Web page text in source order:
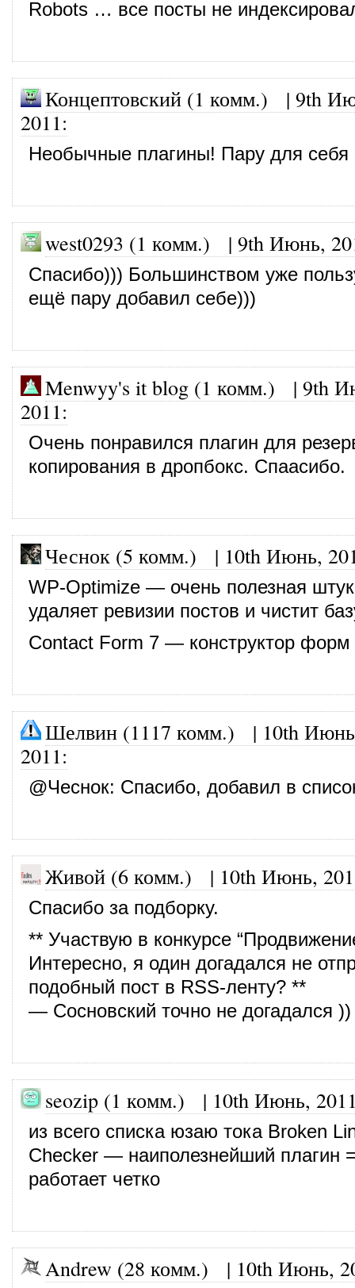
Robots … все посты не
Концептовский (1 комм.) | 9th
2011:
Необычные плагины! Пару для себя
west0293 (1 комм.) | 9th Июнь,
Спасибо))) Большинством уже
ещё пару добавил себе)))
Menwyy's it blog (1 комм.) | 9th
2011:
Очень понравился плагин для
копирования в дропбокс. Спаасибо.
Чеснок (5 комм.) | 10th Июнь,
WP-Optimize — очень полезная
удаляет ревизии постов и чистит
Contact Form 7 — конструктор форм
Шелвин (1117 комм.) | 10th
2011:
@Чеснок: Спасибо, добавил в
Живой (6 комм.) | 10th Июнь,
Спасибо за подборку.
** Участвую в конкурсе
Интересно, я один догадался не
подобный пост в RSS-ленту? **
— Сосновский точно не догадался ))
seozip (1 комм.) | 10th Июнь,
из всего списка юзаю тока Broken
Checker — наиполезнейший плагин
работает четко
Andrew (28 комм.) | 10th Июнь,